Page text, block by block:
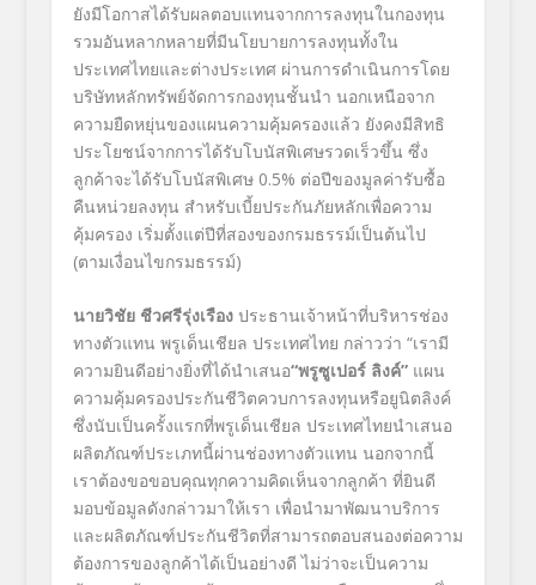
ยังมีโอกาสได้รับผลตอบแทนจากการลงทุนในกองทุน
รวมอันหลากหลายที่มีนโยบายการลงทุนทั้งใน
ประเทศไทยและต่างประเทศ ผ่านการดำเนินการโดย
บริษัทหลักทรัพย์จัดการกองทุนชั้นนำ นอกเหนือจาก
ความยืดหยุ่นของแผนความคุ้มครองแล้ว ยังคงมีสิทธิ
ประโยชน์จากการได้รับโบนัสพิเศษรวดเร็วขึ้น ซึ่ง
ลูกค้าจะได้รับโบนัสพิเศษ 0.5% ต่อปีของมูลค่ารับซื้อ
คืนหน่วยลงทุน สำหรับเบี้ยประกันภัยหลักเพื่อความ
คุ้มครอง เริ่มตั้งแต่ปีที่สองของกรมธรรม์เป็นต้นไป
(ตามเงื่อนไขกรมธรรม์)
นายวิชัย ชีวศรีรุ่งเรืองประธานเจ้าหน้าที่บริหารช่อง
ทางตัวแทน พรูเด็นเชียล ประเทศไทย กล่าวว่า “เรามี
ความยินดีอย่างยิ่งที่ได้นำเสนอ“พรูซูเปอร์ ลิงค์”แผน
ความคุ้มครองประกันชีวิตควบการลงทุนหรือยูนิตลิงค์
ซึ่งนับเป็นครั้งแรกที่พรูเด็นเชียล ประเทศไทยนำเสนอ
ผลิตภัณฑ์ประเภทนี้ผ่านช่องทางตัวแทน นอกจากนี้
เราต้องขอขอบคุณทุกความคิดเห็นจากลูกค้า ที่ยินดี
มอบข้อมูลดังกล่าวมาให้เรา เพื่อนำมาพัฒนาบริการ
และผลิตภัณฑ์ประกันชีวิตที่สามารถตอบสนองต่อความ
ต้องการของลูกค้าได้เป็นอย่างดี ไม่ว่าจะเป็นความ